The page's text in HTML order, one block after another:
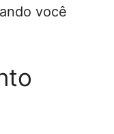
você